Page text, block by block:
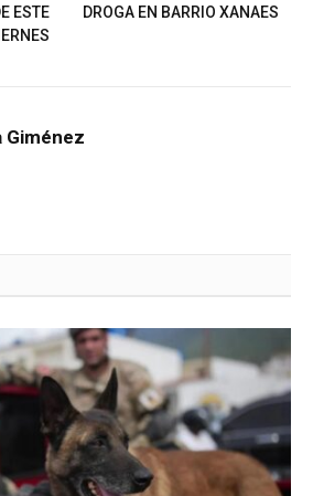
ESTE
DROGA EN BARRIO XANAES
Giménez